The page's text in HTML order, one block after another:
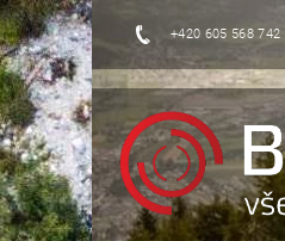
+420 605 568 742